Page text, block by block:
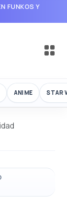
FUNKOS Y
ANIME STAR